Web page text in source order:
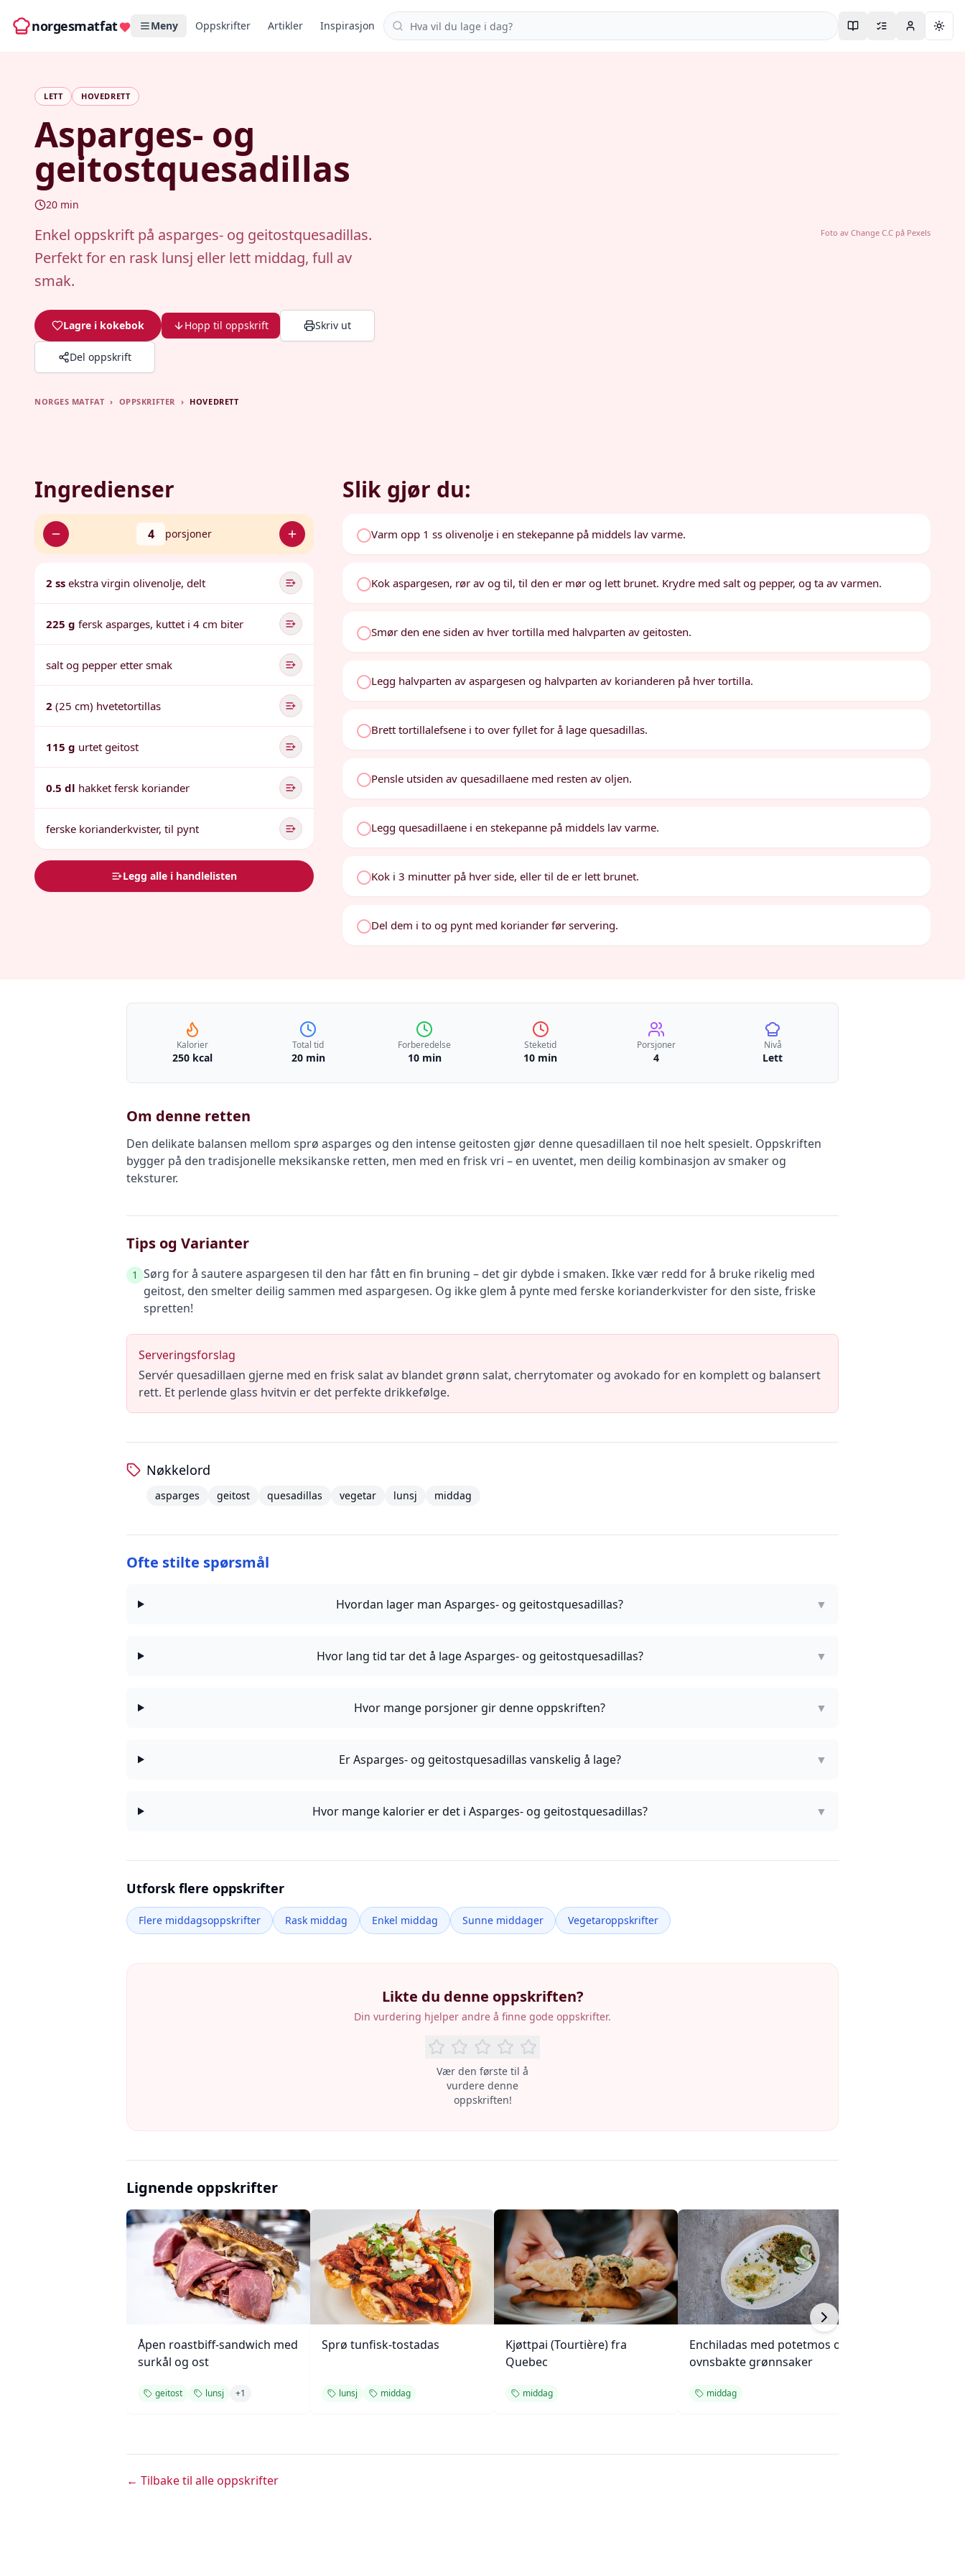
norgesmatfat Meny Oppskrifter Artikler Inspirasjon Søk i oppskrifter
LETT HOVEDRETT
Asparges- og
geitostquesadillas
20 min
Enkel oppskrift på asparges- og geitostquesadillas.
Perfekt for en rask lunsj eller lett middag, full av
smak.
Lagre i kokebok Hopp til oppskrift Skriv ut
Del oppskrift
Foto av Change C.Cpå Pexels
NORGES MATFAT › OPPSKRIFTER › HOVEDRETT
Ingredienser
4 porsjoner
2 ss ekstra virgin olivenolje, delt
225 g fersk asparges, kuttet i 4 cm biter
salt og pepper etter smak
2 (25 cm) hvetetortillas
115 g urtet geitost
0.5 dl hakket fersk koriander
ferske korianderkvister, til pynt
Legg alle i handlelisten
Slik gjør du:
Varm opp 1 ss olivenolje i en stekepanne på middels lav varme.
Kok aspargesen, rør av og til, til den er mør og lett brunet. Krydre med salt og pepper, og ta av varmen.
Smør den ene siden av hver tortilla med halvparten av geitosten.
Legg halvparten av aspargesen og halvparten av korianderen på hver tortilla.
Brett tortillalefsene i to over fyllet for å lage quesadillas.
Pensle utsiden av quesadillaene med resten av oljen.
Legg quesadillaene i en stekepanne på middels lav varme.
Kok i 3 minutter på hver side, eller til de er lett brunet.
Del dem i to og pynt med koriander før servering.
Kalorier
250 kcal
Total tid
20 min
Forberedelse
10 min
Steketid
10 min
Porsjoner
4
Nivå
Lett
Om denne retten
Den delikate balansen mellom sprø asparges og den intense geitosten gjør denne quesadillaen til noe helt spesielt. Oppskriften
bygger på den tradisjonelle meksikanske retten, men med en frisk vri – en uventet, men deilig kombinasjon av smaker og
teksturer.
Tips og Varianter
1 Sørg for å sautere aspargesen til den har fått en fin bruning – det gir dybde i smaken. Ikke vær redd for å bruke rikelig med
geitost, den smelter deilig sammen med aspargesen. Og ikke glem å pynte med ferske korianderkvister for den siste, friske
spretten!
Serveringsforslag
Servér quesadillaen gjerne med en frisk salat av blandet grønn salat, cherrytomater og avokado for en komplett og balansert
rett. Et perlende glass hvitvin er det perfekte drikkefølge.
Nøkkelord
asparges geitost quesadillas vegetar lunsj middag
Ofte stilte spørsmål
Hvordan lager man Asparges- og geitostquesadillas? ▼
Hvor lang tid tar det å lage Asparges- og geitostquesadillas? ▼
Hvor mange porsjoner gir denne oppskriften? ▼
Er Asparges- og geitostquesadillas vanskelig å lage? ▼
Hvor mange kalorier er det i Asparges- og geitostquesadillas? ▼
Utforsk flere oppskrifter
Flere middagsoppskrifter Rask middag Enkel middag Sunne middager Vegetaroppskrifter
Likte du denne oppskriften?
Din vurdering hjelper andre å finne gode oppskrifter.
Vær den første til å
vurdere denne
oppskriften!
Lignende oppskrifter
Åpen roastbiff-sandwich med
surkål og ost
geitost lunsj +1
Sprø tunfisk-tostadas
lunsj middag
Kjøttpai (Tourtière) fra
Quebec
middag
Enchiladas med potetmos og
ovnsbakte grønnsaker
middag
← Tilbake til alle oppskrifter